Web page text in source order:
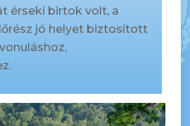
érseki birtok volt, a
jó helyet biztosított